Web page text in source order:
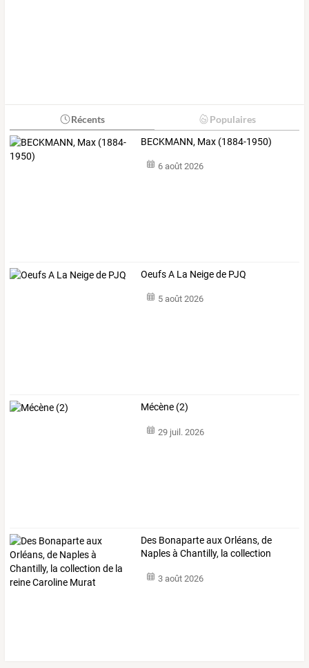
Récents Populaires
BECKMANN, Max (1884-1950)
6 août 2026
Oeufs A La Neige de PJQ
5 août 2026
Mécène (2)
29 juil. 2026
Des BonaparteauxOrléans, de
Naplesà Chantilly, la collection
3 août 2026